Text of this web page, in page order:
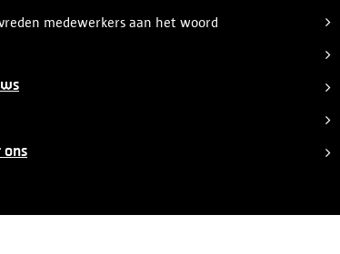
medewerkers aan het woord
ons